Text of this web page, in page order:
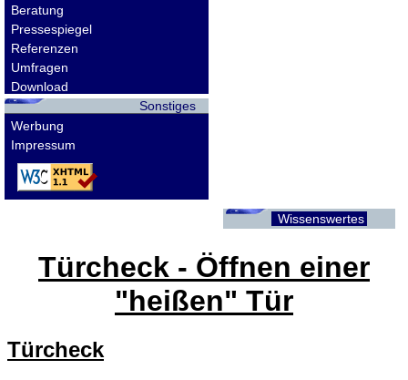
Beratung
Pressespiegel
Referenzen
Umfragen
Download
Sonstiges
Werbung
Impressum
Wissenswertes
Türcheck - Öffnen einer
"heißen" Tür
Türcheck